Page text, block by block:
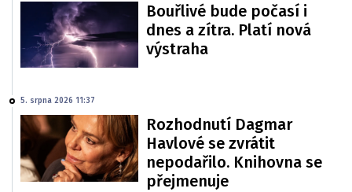
Bouřlivé bude počasí i
dnes a zítra. Platí nová
výstraha
5. srpna 2026 11:37
Rozhodnutí Dagmar
Havlové se zvrátit
nepodařilo. Knihovna se
přejmenuje